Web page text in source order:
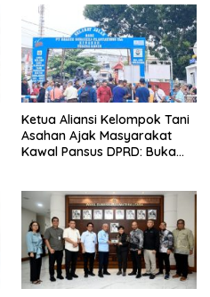
Ketua Aliansi Kelompok Tani
Asahan Ajak Masyarakat
Kawal Pansus DPRD: Buka